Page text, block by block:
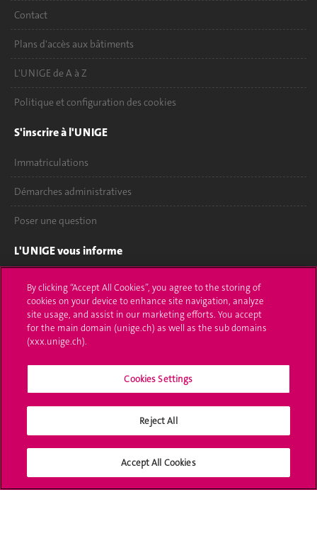
Contact
Plans d'accès aux bâtiments
L'UNIGE de A à Z
Politique et configuration des cookies
S'inscrire à l'UNIGE
Immatriculations
Démarches administratives
Poser une question
L'UNIGE vous informe
UNIGE Mobile
Médias
Offres d'emploi
Bibliothèque
Calendrier académique
Accréditation
By clicking “Accept All Cookies”, you agree to the storing of
cookies on your device to enhance site navigation, analyze
site usage, and assist in our marketing efforts. You accept
for the main domain (unige.ch) as well as the sub domains
(xxx.unige.ch).
Cookies Settings
Reject All
Accept All Cookies